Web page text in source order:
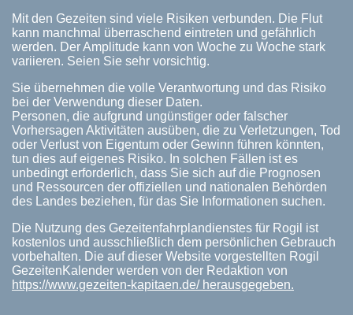
Mit den Gezeiten sind viele Risiken verbunden. Die Flut
kann manchmal überraschend eintreten und gefährlich
werden. Der Amplitude kann von Woche zu Woche stark
variieren. Seien Sie sehr vorsichtig.
Sie übernehmen die volle Verantwortung und das Risiko
bei der Verwendung dieser Daten.
Personen, die aufgrund ungünstiger oder falscher
Vorhersagen Aktivitäten ausüben, die zu Verletzungen, Tod
oder Verlust von Eigentum oder Gewinn führen könnten,
tun dies auf eigenes Risiko. In solchen Fällen ist es
unbedingt erforderlich, dass Sie sich auf die Prognosen
und Ressourcen der offiziellen und nationalen Behörden
des Landes beziehen, für das Sie Informationen suchen.
Die Nutzung des Gezeitenfahrplandienstes für Rogil ist
kostenlos und ausschließlich dem persönlichen Gebrauch
vorbehalten. Die auf dieser Website vorgestellten Rogil
GezeitenKalender werden von der Redaktion von
https://www.gezeiten-kapitaen.de/ herausgegeben.